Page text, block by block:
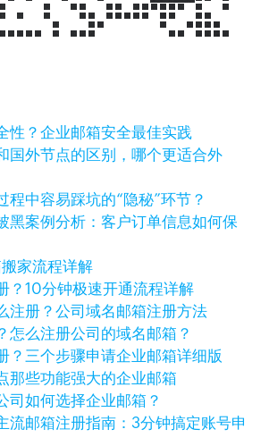
性？企业邮箱安全最佳实践
国外节点的区别，哪个更适合外
程中容易踩坑的“隐秘”环节？
黑案例分析：客户订单信息如何保
家流程详解
？10分钟极速开通流程详解
注册？公司域名邮箱注册方法
怎么注册公司的域名邮箱？
？三个步骤申请企业邮箱详细版
那些功能强大的企业邮箱
司如何选择企业邮箱？
流邮箱注册指南：3分钟搞定账号申